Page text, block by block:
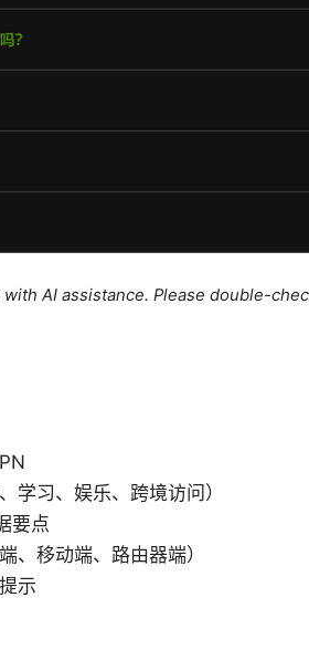
AI assistance. Please double-
学习、娱乐、跨境访问）
要点
、移动端、路由器端）
示